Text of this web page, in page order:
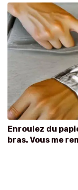
Enroulez du
bras. Vous me